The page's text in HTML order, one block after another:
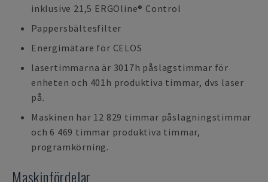
inklusive 21,5 ERGOline® Control
Pappersbältesfilter
Energimätare för CELOS
lasertimmarna är 3017h påslagstimmar för
enheten och 401h produktiva timmar, dvs laser
på.
Maskinen har 12 829 timmar påslagningstimmar
och 6 469 timmar produktiva timmar,
programkörning.
Maskinfördelar